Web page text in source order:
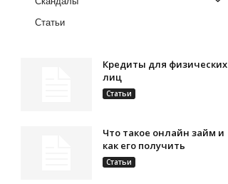
Статьи
Кредиты для физических
лиц
Статьи
Что такое онлайн займ и
как его получить
Статьи